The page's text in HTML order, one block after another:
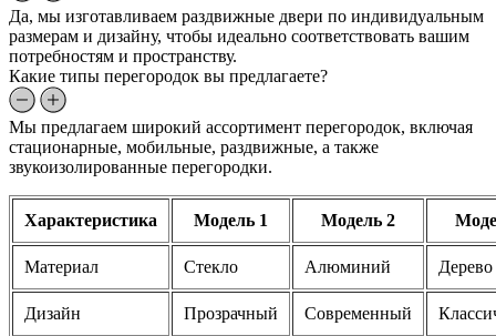
Да, мы изготавливаем раздвижные двери по индивидуальным
размерам и дизайну, чтобы идеально соответствовать вашим
потребностям и пространству.
Какие типы перегородок вы предлагаете?
Мы предлагаем широкий ассортимент перегородок, включая
стационарные, мобильные, раздвижные, а также
звукоизолированные перегородки.
Характеристика Модель 1 Модель 2
Материал Стекло Алюминий Дерево
Дизайн Прозрачный Современный